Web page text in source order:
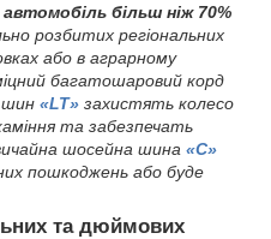
більш ніж 70%
розбитих регіональних
або в аграрному
багатошаровий корд
шин «LT» захистять колесо
та забезпечать
шосейна шина «С»
пошкоджень або буде
та дюймових